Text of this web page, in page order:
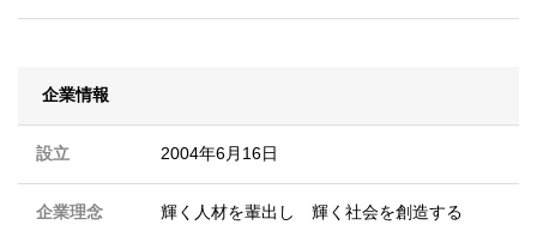
企業情報
設立 2004年6月16日
企業理念 輝く人材を輩出し 輝く社会を創造する